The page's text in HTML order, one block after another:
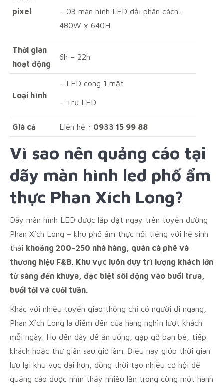
pixel
– 03 màn hình LED dải phân cách:
480W x 640H
Thời gian
hoạt động
6h – 22h
Loại hình
– LED cong 1 mặt
– Trụ LED
Giá cả Liên hệ : 0933 15 99 88
Vì sao nên quảng cáo tại
dãy màn hình led phố ẩm
thực Phan Xích Long?
Dãy màn hình LED được lắp đặt ngay trên tuyến đường
Phan Xích Long – khu phố ẩm thực nổi tiếng với hệ sinh
thái khoảng 200–250 nhà hàng, quán cà phê và
thương hiệu F&B Khu vực luôn duy trì lượng khách lớn
từ sáng đến khuya, đặc biệt sôi động vào buổi trưa,
buổi tối và cuối tuần.
Khác với nhiều tuyến giao thông chỉ có người đi ngang,
Phan Xích Long là điểm đến của hàng nghìn lượt khách
mỗi ngày. Họ đến đây để ăn uống, gặp gỡ bạn bè, tiếp
khách hoặc thư giãn sau giờ làm. Điều này giúp thời gian
lưu lại khu vực dài hơn, đồng thời tạo nhiều cơ hội để
quảng cáo được nhìn thấy nhiều lần trong cùng một hành